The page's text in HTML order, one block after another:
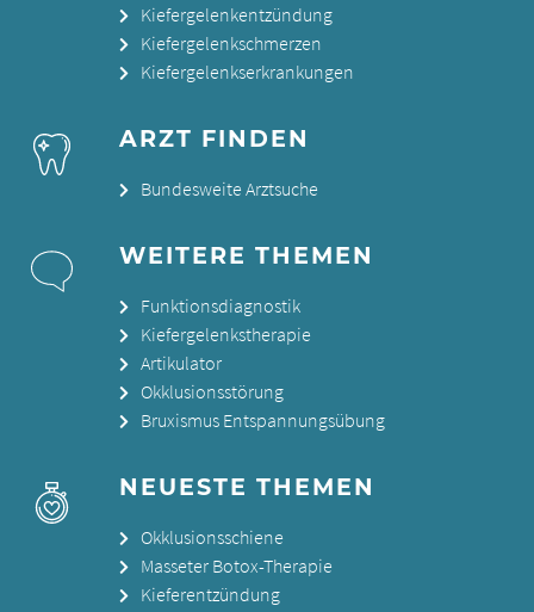
Kiefergelenkentzündung
Kiefergelenkschmerzen
Kiefergelenkserkrankungen
ARZT FINDEN
Bundesweite Arztsuche
WEITERE THEMEN
Funktionsdiagnostik
Kiefergelenkstherapie
Artikulator
Okklusionsstörung
Bruxismus Entspannungsübung
NEUESTE THEMEN
Okklusionsschiene
Masseter Botox-Therapie
Kieferentzündung